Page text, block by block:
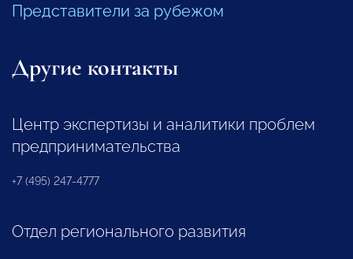
Представители за рубежом
Другие контакты
Центр экспертизы и аналитики проблем
предпринимательства
+7 (495) 247-4777
Отдел регионального развития